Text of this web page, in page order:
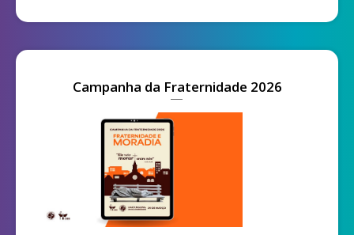
Campanha da Fraternidade 2026